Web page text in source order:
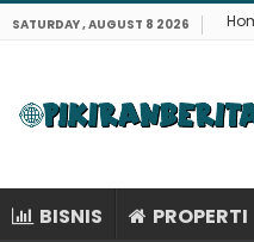
SATURDAY , AUGUST 8 2026
BISNIS PROPERTI